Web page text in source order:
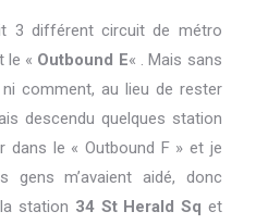
3 différent circuit de métro
le « Outbound E« . Mais sans
comment, au lieu de rester
descendu quelques station
dans le « Outbound F » et je
gens m’avaient aidé, donc
station 34 St Herald Sq et